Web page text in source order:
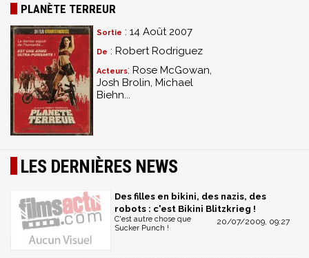
PLANÈTE TERREUR
Sortie : 14 Août 2007
De : Robert Rodriguez
Acteurs: Rose McGowan,
Josh Brolin, Michael
Biehn...
LES DERNIÈRES NEWS
Des filles en bikini, des nazis, des
robots : c'est Bikini Blitzkrieg !
20/07/2009, 09:27
C'est autre chose que
Sucker Punch !